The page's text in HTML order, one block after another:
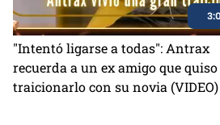
"Intentó ligarse a todas": Antrax
recuerda a un ex amigo que quiso
traicionarlo con su novia (VIDEO)